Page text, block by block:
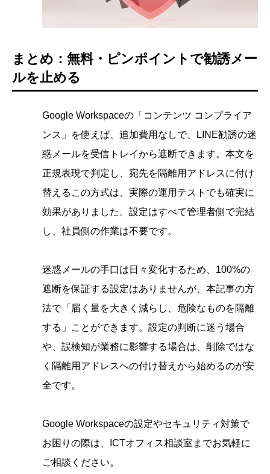
まとめ：無料・ピンポイントで勧誘メー
ルを止める
Google Workspaceの「コンテンツ コンプライア
ンス」を使えば、追加費用なしで、LINE勧誘の迷
惑メールを受信トレイから遮断できます。本文を
正規表現で判定し、宛先を隔離用アドレスに付け
替えるこの方式は、実際の運用テストでも確実に
効果がありました。設定はすべて管理者側で完結
し、社員側の作業は不要です。
迷惑メールの手口は日々変化するため、100%の
遮断を保証する設定はありませんが、本記事の方
法で「届く量を大きく減らし、危険なものを隔離
する」ことができます。設定の判断に迷う場合
や、誤検知が業務に影響する場合は、削除ではな
く隔離用アドレスへの付け替えから始めるのが安
全です。
Google Workspaceの設定やセキュリティ対策で
お困りの際は、ICTオフィス相談室までお気軽に
ご相談ください。